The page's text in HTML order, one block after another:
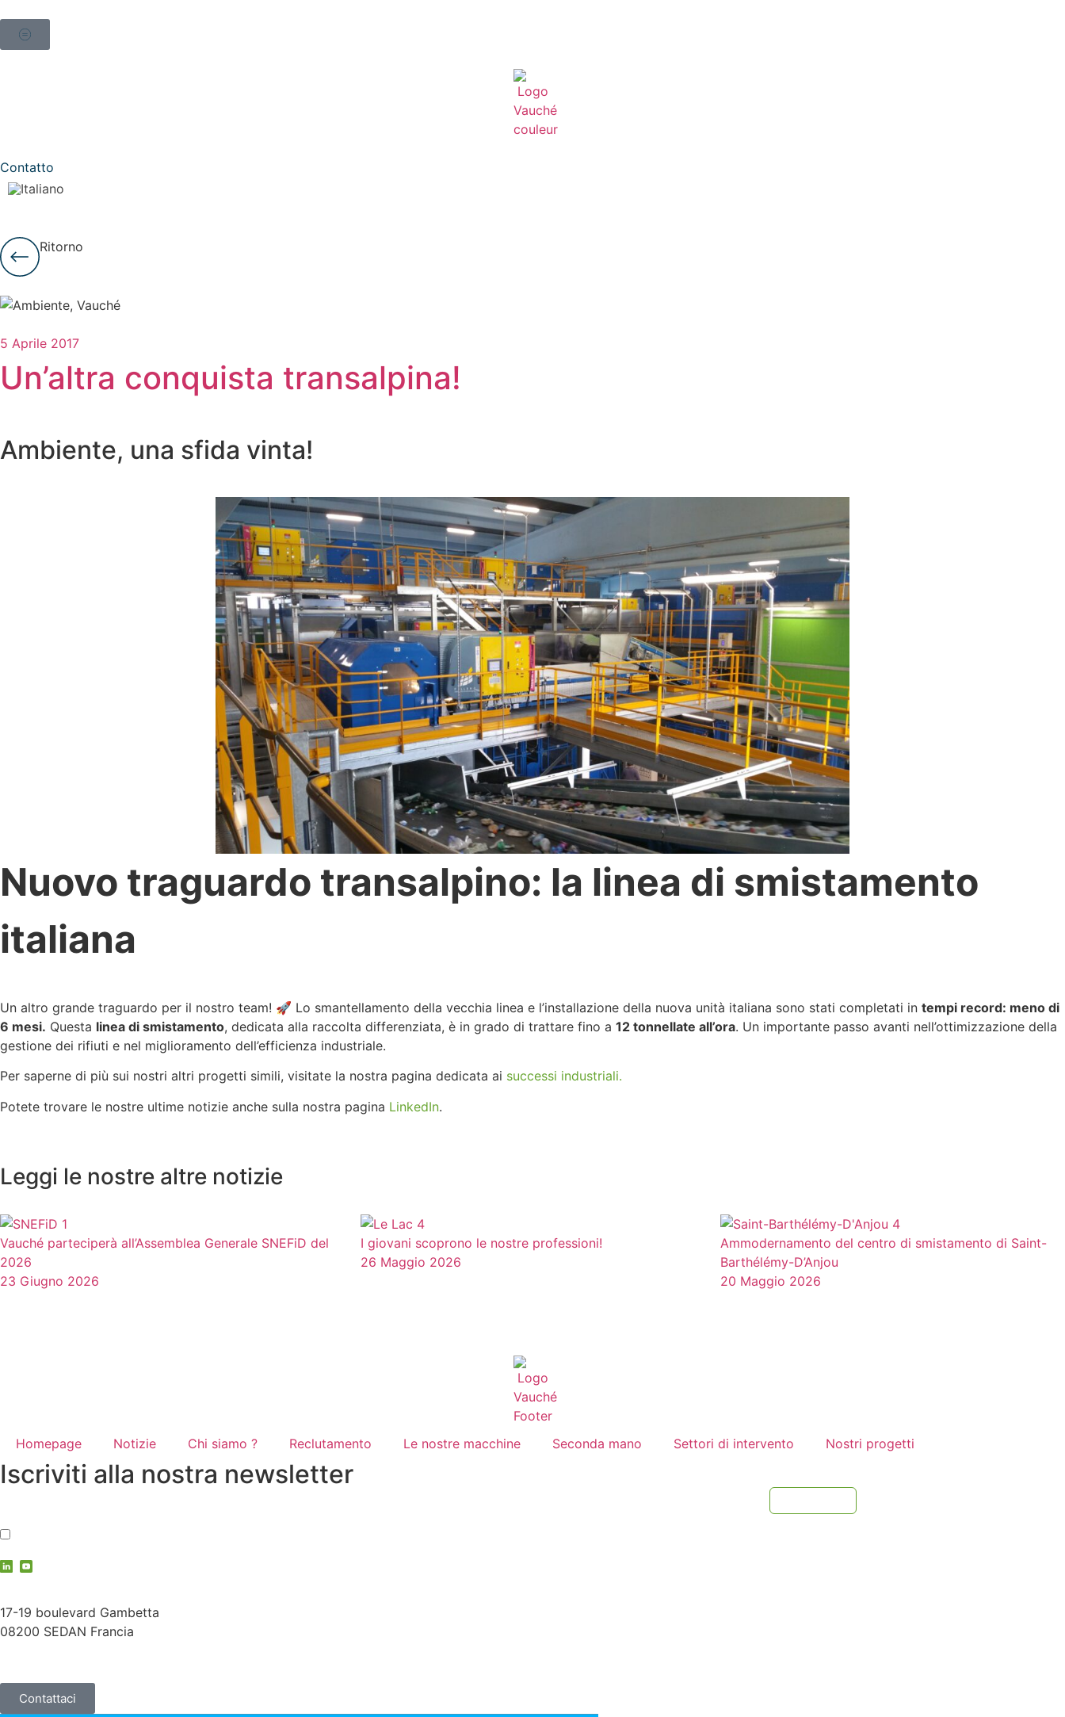
Contatto
Ritorno
5 Aprile 2017
Un’altra conquista transalpina!
Ambiente, una sfida vinta!
Nuovo traguardo transalpino: la linea di smistamento
italiana
Un altro grande traguardo per il nostro team! 🚀 Lo smantellamento della vecchia linea e l’installazione della nuova unità italiana sono stati completati in tempi record: meno di
6 mesi. Questa linea di smistamento, dedicata alla raccolta differenziata, è in grado di trattare fino a 12 tonnellate all’ora. Un importante passo avanti nell’ottimizzazione della
gestione dei rifiuti e nel miglioramento dell’efficienza industriale.
Per saperne di più sui nostri altri progetti simili, visitate la nostra pagina dedicata ai successi industriali.
Potete trovare le nostre ultime notizie anche sulla nostra pagina LinkedIn.
Leggi le nostre altre notizie
Vauché parteciperà all’Assemblea Generale SNEFiD del
2026
23 Giugno 2026
I giovani scoprono le nostre professioni!
26 Maggio 2026
Ammodernamento del centro di smistamento di Saint-
Barthélémy-D’Anjou
20 Maggio 2026
Homepage Notizie Chi siamo ? Reclutamento Le nostre macchine Seconda mano Settori di intervento Nostri progetti
Iscriviti alla nostra newsletter
17-19 boulevard Gambetta
08200 SEDAN Francia
Contattaci